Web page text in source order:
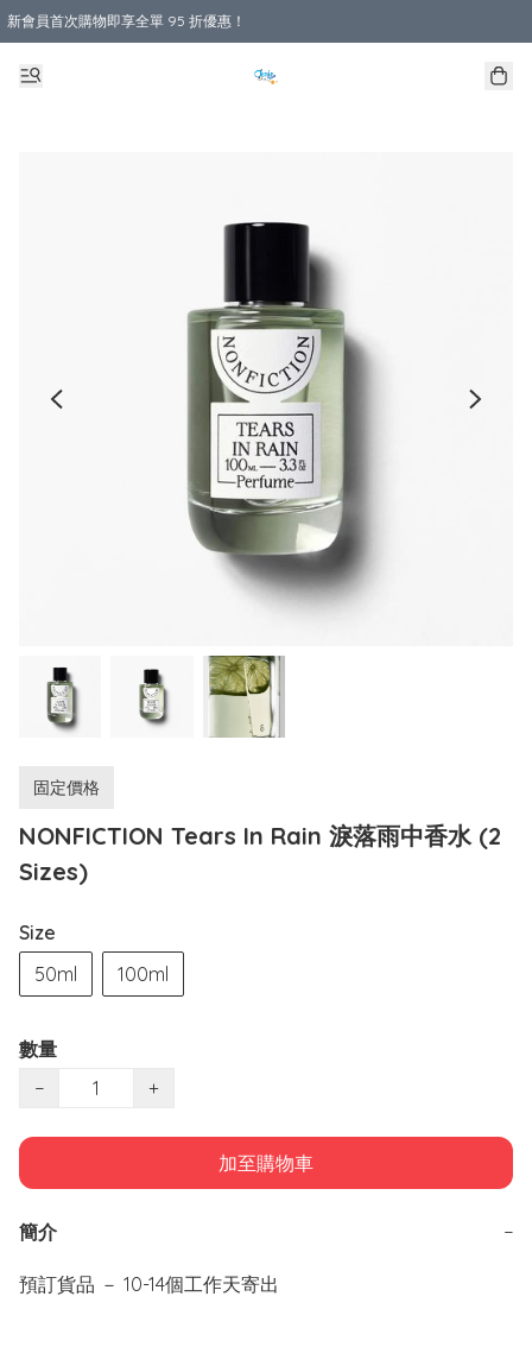
新會員首次購物即享全單 95 折優惠！
購物滿 HKD 800.00即享免運費優惠！（適用於 本地送貨、本地取貨 )
固定價格
NONFICTION Tears In Rain 淚落雨中香水 (2
Sizes)
Size
50ml
100ml
數量
−
+
加至購物車
簡介 −